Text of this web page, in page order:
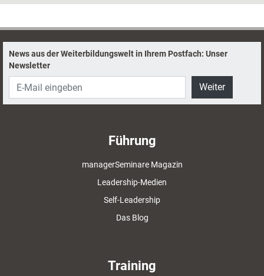
Business, u.a. Honorarverhandlungen,
News aus der Weiterbildungswelt in Ihrem Postfach: Unser
Newsletter
Weiter
Führung
managerSeminare Magazin
Leadership-Medien
Self-Leadership
Das Blog
Training